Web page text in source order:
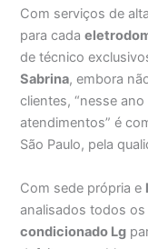
Com serviços de
para cada
de técnico
Sabrina, embora
clientes, “nesse
atendimentos” é
São Paulo, pela
Com sede própria e
analisados todos
condicionado Lg